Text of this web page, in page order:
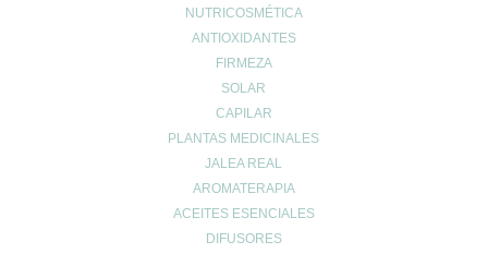
NUTRICOSMÉTICA
ANTIOXIDANTES
FIRMEZA
SOLAR
CAPILAR
PLANTAS MEDICINALES
JALEA REAL
AROMATERAPIA
ACEITES ESENCIALES
DIFUSORES
y de 16:30h a 20:30h
Sábados de 9:00h a 13:30h
Carrito de compra
Finalizar compra